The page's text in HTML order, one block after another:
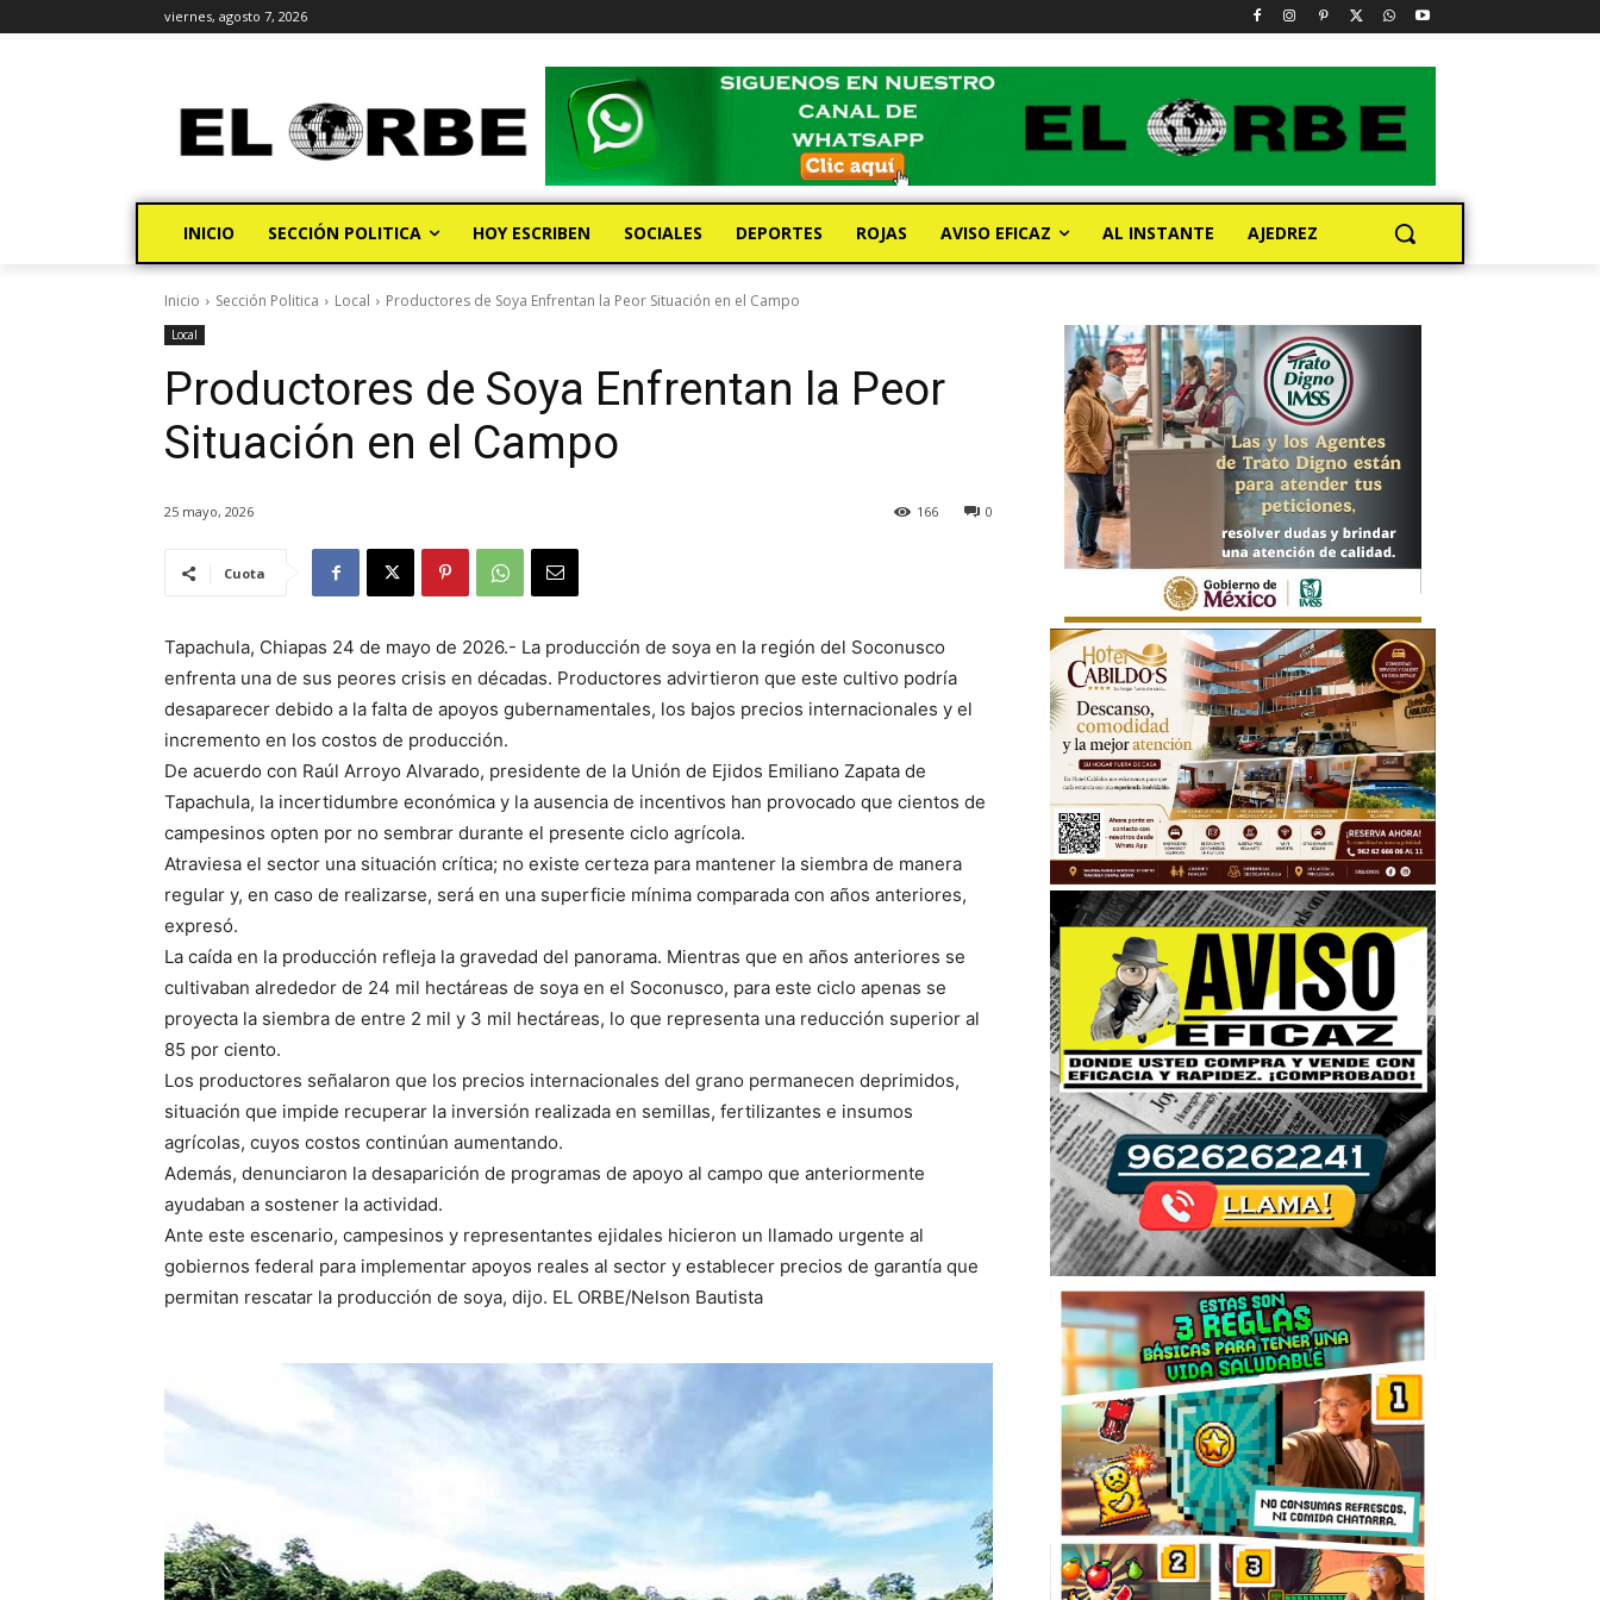
viernes, agosto 7, 2026
INICIO SECCIÓN POLITICA HOY ESCRIBEN SOCIALES DEPORTES ROJAS AVISO EFICAZ AL INSTANTE AJEDREZ
Inicio Sección Politica Local Productores de Soya Enfrentan la Peor Situación en el Campo
Local
Productores de Soya Enfrentan la Peor
Situación en el Campo
25 mayo, 2026 0
166
Cuota
Tapachula, Chiapas 24 de mayo de 2026.- La producción de soya en la región del Soconusco
enfrenta una de sus peores crisis en décadas. Productores advirtieron que este cultivo podría
desaparecer debido a la falta de apoyos gubernamentales, los bajos precios internacionales y el
incremento en los costos de producción.
De acuerdo con Raúl Arroyo Alvarado, presidente de la Unión de Ejidos Emiliano Zapata de
Tapachula, la incertidumbre económica y la ausencia de incentivos han provocado que cientos de
campesinos opten por no sembrar durante el presente ciclo agrícola.
Atraviesa el sector una situación crítica; no existe certeza para mantener la siembra de manera
regular y, en caso de realizarse, será en una superficie mínima comparada con años anteriores,
expresó.
La caída en la producción refleja la gravedad del panorama. Mientras que en años anteriores se
cultivaban alrededor de 24 mil hectáreas de soya en el Soconusco, para este ciclo apenas se
proyecta la siembra de entre 2 mil y 3 mil hectáreas, lo que representa una reducción superior al
85 por ciento.
Los productores señalaron que los precios internacionales del grano permanecen deprimidos,
situación que impide recuperar la inversión realizada en semillas, fertilizantes e insumos
agrícolas, cuyos costos continúan aumentando.
Además, denunciaron la desaparición de programas de apoyo al campo que anteriormente
ayudaban a sostener la actividad.
Ante este escenario, campesinos y representantes ejidales hicieron un llamado urgente al
gobiernos federal para implementar apoyos reales al sector y establecer precios de garantía que
permitan rescatar la producción de soya, dijo. EL ORBE/Nelson Bautista